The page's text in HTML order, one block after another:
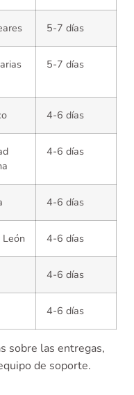
5-7 días
5-7 días
4-6 días
4-6 días
4-6 días
4-6 días
4-6 días
4-6 días
sobre las entregas,
de soporte.